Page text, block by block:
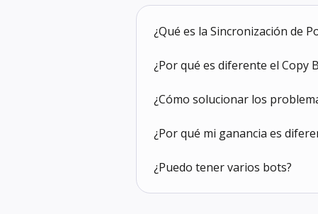
¿Qué es la Sincronización de
¿Por qué es diferente el Copy
¿Cómo solucionar los
¿Por qué mi ganancia es
¿Puedo tener varios bots?